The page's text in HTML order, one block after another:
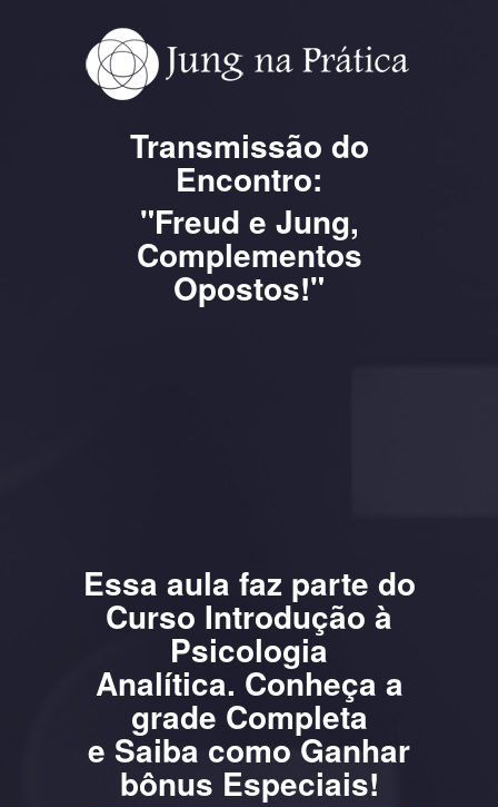
Transmissão do
Encontro:
"Freud e Jung,
Complementos
Opostos!"
Essa aula faz parte do
Curso Introdução à
Psicologia
Analítica. Conheça a
grade Completa
e Saiba como Ganhar
bônus Especiais!